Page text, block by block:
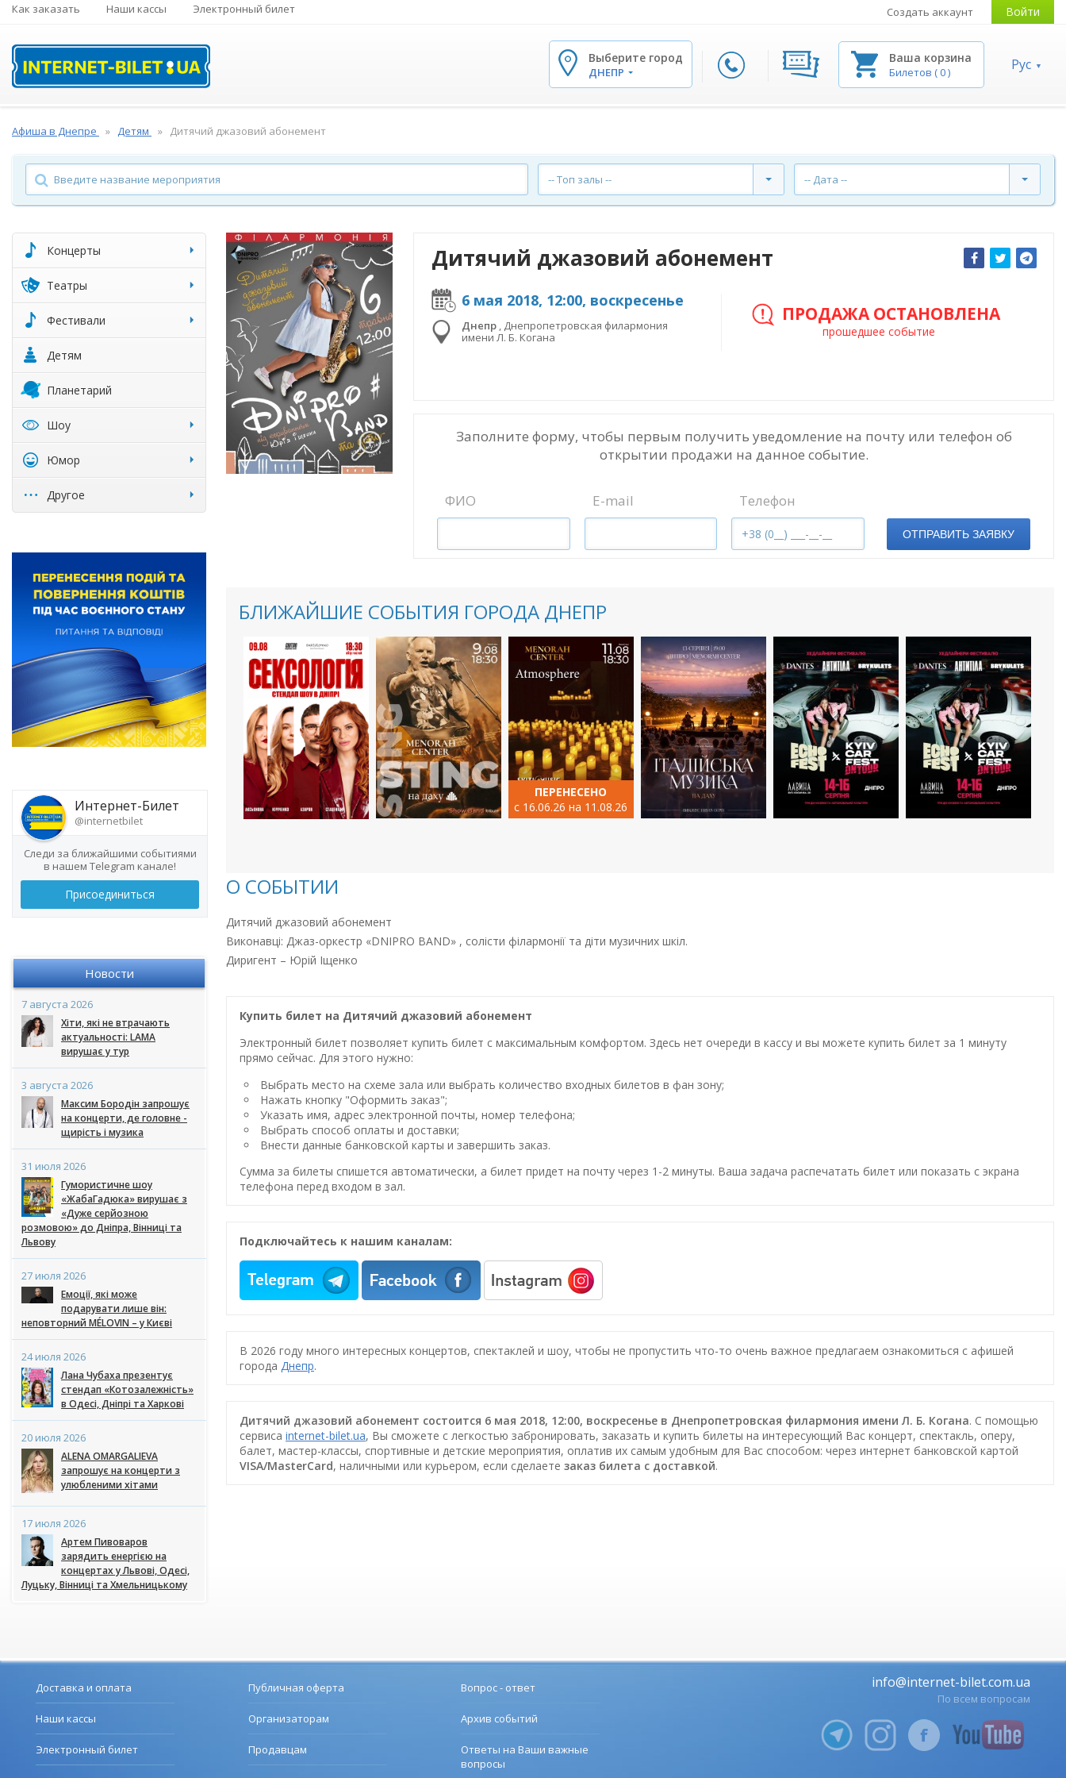
Как заказать Наши кассы Электронный билет Создать аккаунт Войти
Выберите город
ДНЕПР
Ваша корзина
Билетов (0) Рус
Афиша в Днепре Детям Дитячий джазовий абонемент
-- Топ залы -- -- Дата --
Концерты
Театры
Фестивали
Детям
Планетарий
Шоу
Юмор
Другое
Интернет-Билет
@internetbilet
Следи за ближайшими событиями
в нашем Telegram канале!
Присоединиться
Новости
7 августа 2026
Хіти, які не втрачають
актуальності: LAMA
вирушає у тур
3 августа 2026
Максим Бородін запрошує
на концерти, де головне -
щирість і музика
31 июля 2026
Гумористичне шоу
«ЖабаГадюка» вирушає з
«Дуже серйозною
розмовою» до Дніпра, Вінниці та
Львову
27 июля 2026
Емоції, які може
подарувати лише він:
неповторний MÉLOVIN – у Києві
24 июля 2026
Лана Чубаха презентує
стендап «Котозалежність»
в Одесі, Дніпрі та Харкові
20 июля 2026
ALENA OMARGALIEVA
запрошує на концерти з
улюбленими хітами
17 июля 2026
Артем Пивоваров
зарядить енергією на
концертах у Львові, Одесі,
Луцьку, Вінниці та Хмельницькому
Дитячий джазовий абонемент
6 мая 2018, 12:00, воскресенье
Днепр
Днепропетровская филармония
имени Л. Б. Когана
ПРОДАЖА ОСТАНОВЛЕНА
прошедшее событие
Заполните форму, чтобы первым получить уведомление на почту или телефон об
открытии продажи на данное событие.
ФИО E-mail Телефон
ОТПРАВИТЬ ЗАЯВКУ
БЛИЖАЙШИЕ СОБЫТИЯ ГОРОДА ДНЕПР
ПЕРЕНЕСЕНО
с 16.06.26 на 11.08.26
О СОБЫТИИ
Дитячий джазовий абонемент
Виконавці: Джаз-оркестр «DNIPRO BAND» , солісти філармонії та діти музичних шкіл.
Диригент – Юрій Іщенко
Купить билет на Дитячий джазовий абонемент
Электронный билет позволяет купить билет с максимальным комфортом. Здесь нет очереди в кассу и вы можете купить билет за 1 минуту
прямо сейчас. Для этого нужно:
Выбрать место на схеме зала или выбрать количество входных билетов в фан зону;
Нажать кнопку "Оформить заказ";
Указать имя, адрес электронной почты, номер телефона;
Выбрать способ оплаты и доставки;
Внести данные банковской карты и завершить заказ.
Сумма за билеты спишется автоматически, а билет придет на почту через 1-2 минуты. Ваша задача распечатать билет или показать с экрана
телефона перед входом в зал.
Подключайтесь к нашим каналам:
В 2026 году много интересных концертов, спектаклей и шоу, чтобы не пропустить что-то очень важное предлагаем ознакомиться с афишей
города Днепр.
Дитячий джазовий абонемент состоится 6 мая 2018, 12:00, воскресенье в Днепропетровская филармония имени Л. Б. Когана. С помощью
сервиса internet-bilet.ua, Вы сможете с легкостью забронировать, заказать и купить билеты на интересующий Вас концерт, спектакль, оперу,
балет, мастер-классы, спортивные и детские мероприятия, оплатив их самым удобным для Вас способом: через интернет банковской картой
VISA/MasterCard, наличными или курьером, если сделаете заказ билета c доставкой.
Доставка и оплата
Наши кассы
Электронный билет
Публичная оферта
Организаторам
Продавцам
Вопрос - ответ
Архив событий
Ответы на Ваши важные
вопросы
info@internet-bilet.com.ua
По всем вопросам